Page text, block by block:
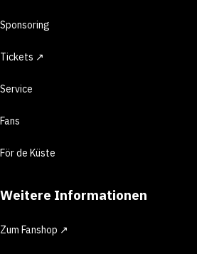
Sponsoring
Tickets ↗
Service
Fans
För de Küste
Weitere Informationen
Zum Fanshop ↗